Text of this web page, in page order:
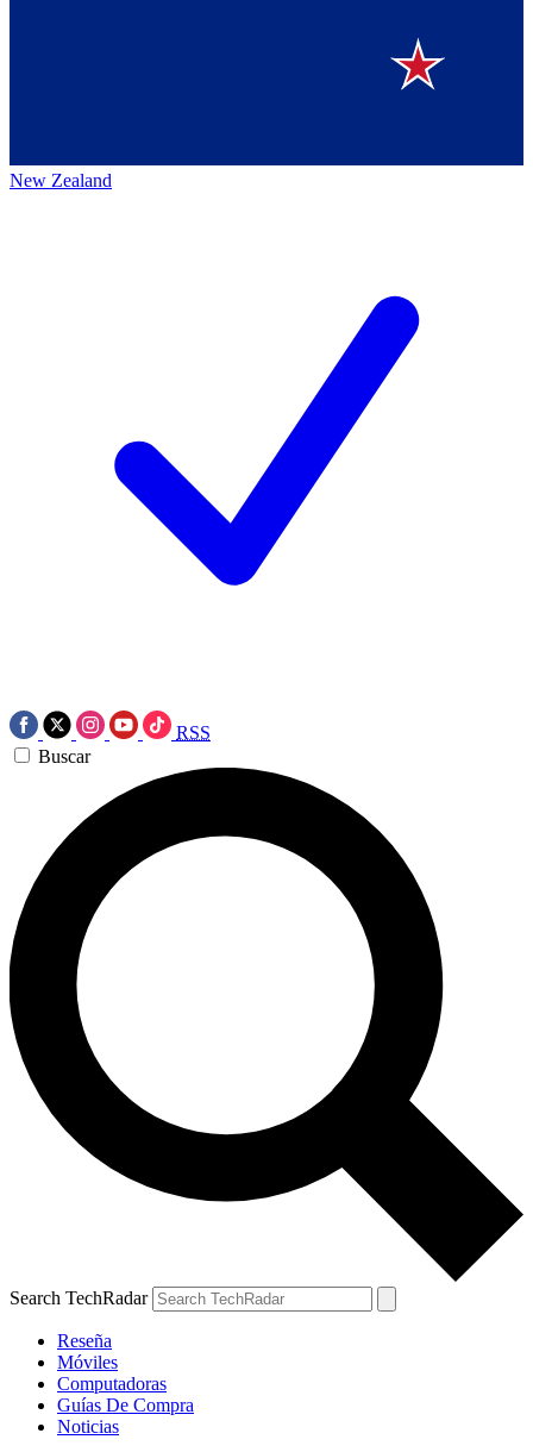
New Zealand
RSS
Buscar
Search TechRadar
Reseña
Móviles
Computadoras
Guías De Compra
Noticias